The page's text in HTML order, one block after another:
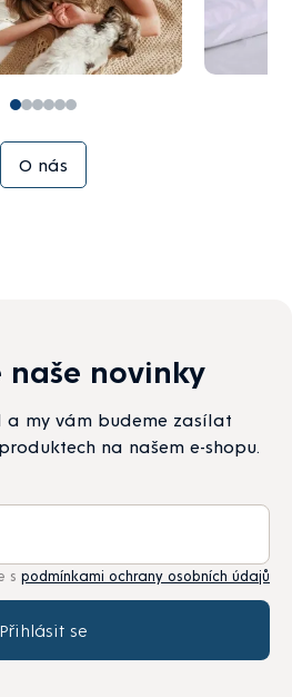
O nás
naše novinky
a my vám budeme zasílat
na našem e-shopu.
s podmínkami ochrany osobních údajů
Přihlásit se